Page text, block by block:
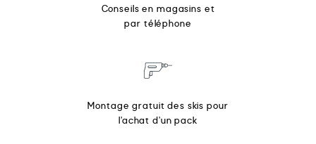
Conseils en magasins et
par téléphone
Montage gratuit des skis pour
l’achat d’un pack